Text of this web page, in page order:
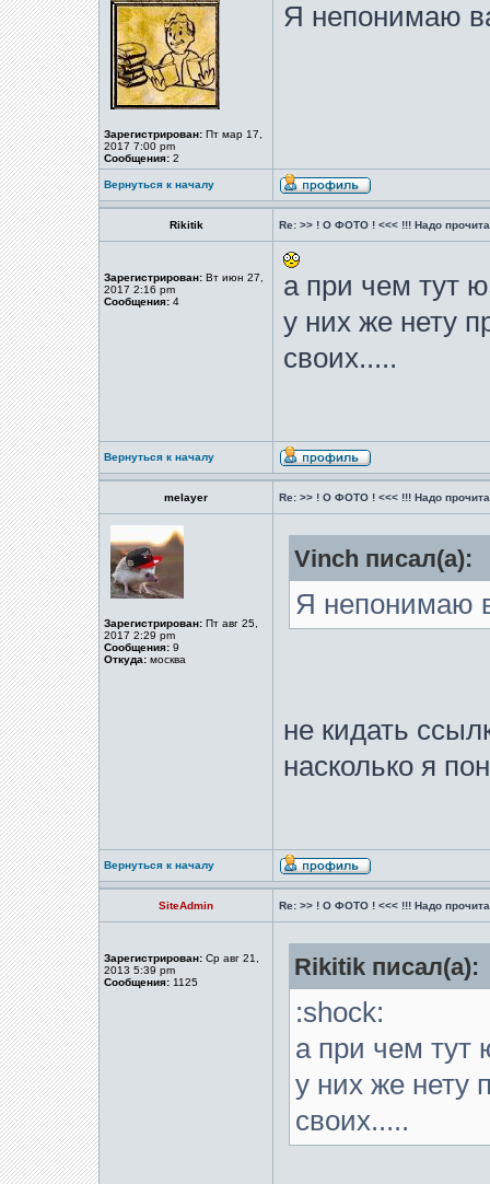
Зарегистрирован: Пт мар 17,
2017 7:00 pm
Сообщения: 2
Я непонимаю
Вернуться к началу
Rikitik Re: >> ! О ФОТО ! <<< !!! Надо
Зарегистрирован: Вт июн 27,
2017 2:16 pm
Сообщения: 4
а при чем тут
у них же нету
своих.....
Вернуться к началу
melayer Re: >> ! О ФОТО ! <<< !!! Надо
Зарегистрирован: Пт авг 25,
2017 2:29 pm
Сообщения: 9
Откуда: москва
Vinch писал(а):
Я непонимаю
не кидать
насколько я
Вернуться к началу
SiteAdmin Re: >> ! О ФОТО ! <<< !!! Надо
Зарегистрирован: Ср авг 21,
2013 5:39 pm
Сообщения: 1125
Rikitik писал(а):
:shock:
а при чем тут
у них же нету
своих.....